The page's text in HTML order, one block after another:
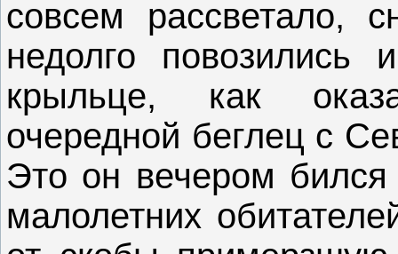
совсем рассветало,
недолго
крыльце, как
очередной беглец с
Это он вечером бился
малолетних